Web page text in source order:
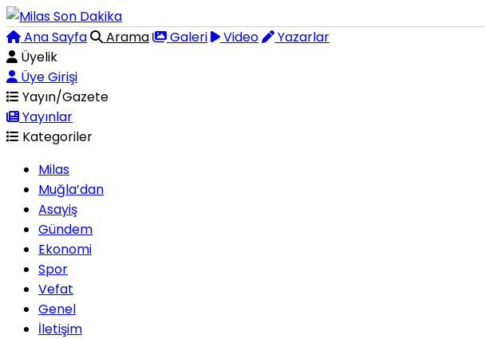
Ana Sayfa Arama Galeri Video
Yazarlar
Üyelik
Üye Girişi
Yayın/Gazete
Yayınlar
Kategoriler
Milas
Muğla’dan
Asayiş
Gündem
Ekonomi
Spor
Vefat
Genel
İletişim